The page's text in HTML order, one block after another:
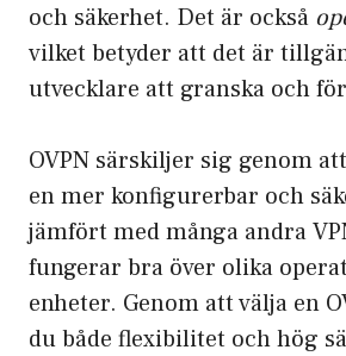
och säkerhet. Det är också
vilket betyder att det är
utvecklare att granska och
OVPN särskiljer sig genom
en mer konfigurerbar och
jämfört med många andra
fungerar bra över olika
enheter. Genom att välja en
du både flexibilitet och hög